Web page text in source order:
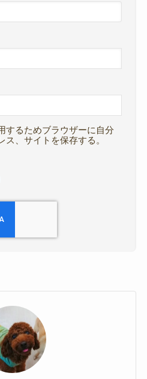
するためブラウザーに自分
ス、サイトを保存する。